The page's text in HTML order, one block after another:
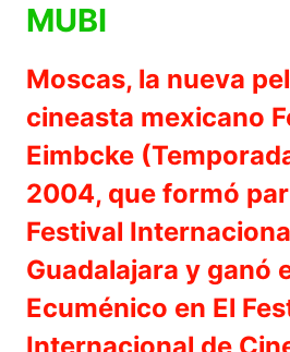
MUBI
Moscas, la nueva
cineasta mexicano
Eimbcke
2004, que formó
Festival
Guadalajara y ganó
Ecuménico en El